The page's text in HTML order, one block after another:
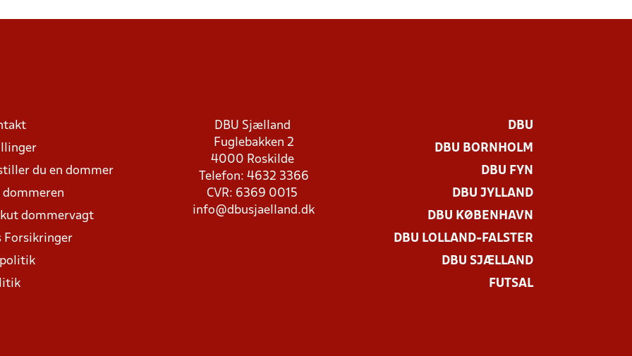
du en dommer
dommeren
dommervagt
Forsikringer
DBU Sjælland
Fuglebakken 2
4000 Roskilde
Telefon: 4632 3366
CVR: 6369 0015
info@dbusjaelland.dk
DBU
DBU BORNHOLM
DBU FYN
DBU JYLLAND
DBU KØBENHAVN
DBU LOLLAND-FALSTER
DBU SJÆLLAND
FUTSAL